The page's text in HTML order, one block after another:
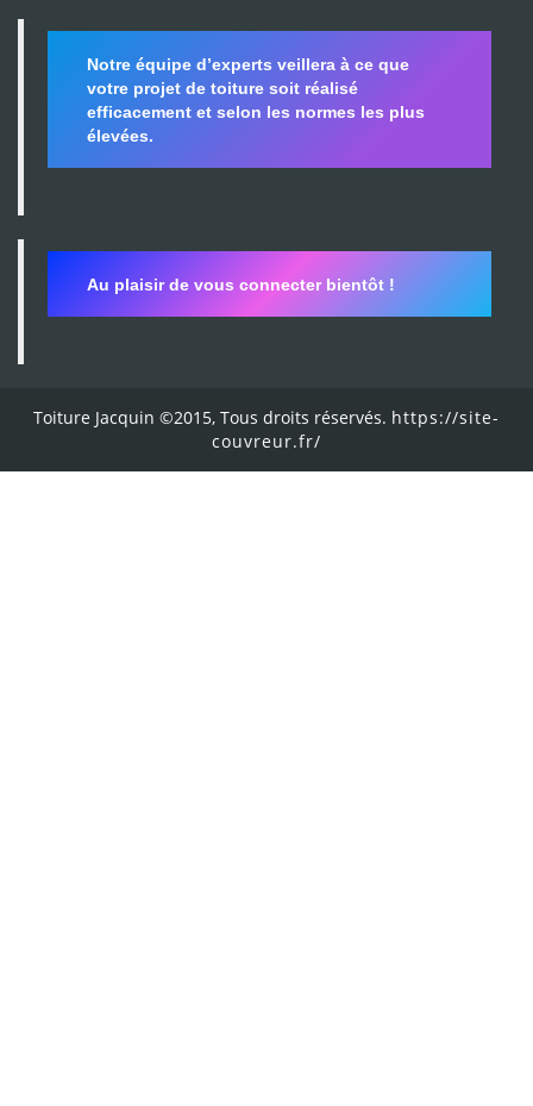
Notre équipe d’experts veillera à ce que
votre projet de toiture soit réalisé
efficacement et selon les normes les plus
élevées.
Au plaisir de vous connecter bientôt !
Toiture Jacquin ©2015, Tous droits réservés. https://site-
couvreur.fr/